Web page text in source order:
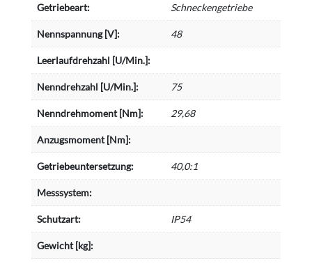
Getriebeart: Schneckengetriebe
Nennspannung [V]: 48
Leerlaufdrehzahl [U/Min.]:
Nenndrehzahl [U/Min.]: 75
Nenndrehmoment [Nm]: 29,68
Anzugsmoment [Nm]:
Getriebeuntersetzung: 40,0:1
Messsystem:
Schutzart: IP54
Gewicht [kg]: